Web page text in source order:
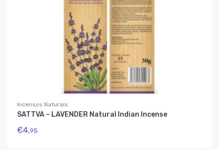
Incensos Naturais
SATTVA – LAVENDER Natural Indian Incense
€4,95